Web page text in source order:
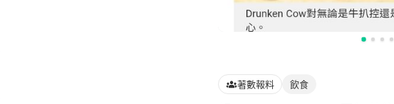
著數報料 飲食